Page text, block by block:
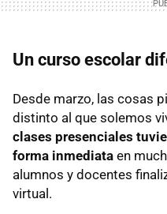
Un curso escolar
Desde marzo, las cosas
distinto al que solemos
clases presenciales
forma inmediata en
alumnos y docentes
virtual.